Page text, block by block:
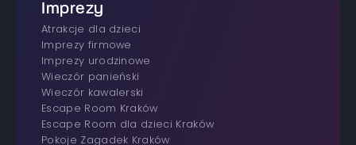
Imprezy
atrakcje dla dzieci
imprezy firmowe
Imprezy urodzinowe
wieczór panieński
wieczór kawalerski
Escape Room Kraków
Escape Room dla dzieci Kraków
Pokoje Zagadek Kraków